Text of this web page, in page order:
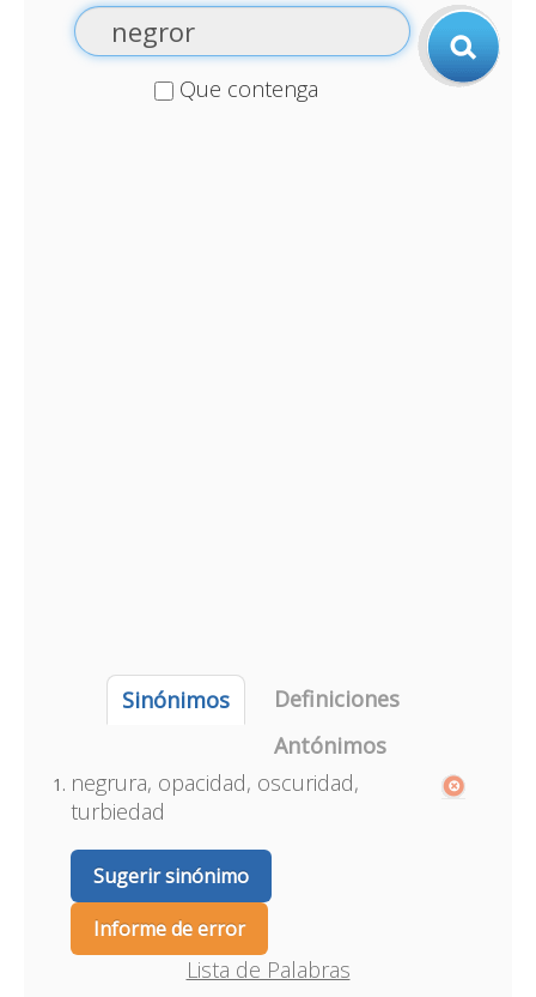
Que contenga
Sinónimos
Definiciones
Antónimos
negrura, opacidad, oscuridad,
turbiedad
Sugerir sinónimo
Informe de error
Lista de Palabras